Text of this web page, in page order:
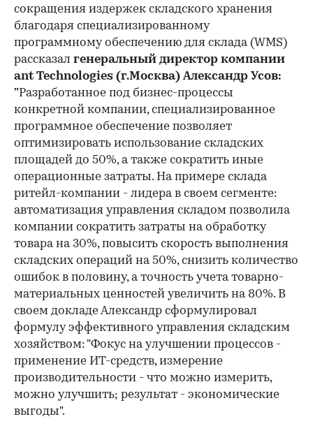
сокращения издержек складского хранения
благодаря специализированному
программному обеспечению для склада (WMS)
рассказал генеральный директор компании
ant Technologies (г.Москва) Александр Усов:
"Разработанное под бизнес-процессы
конкретной компании, специализированное
программное обеспечение позволяет
оптимизировать использование складских
площадей до 50%, а также сократить иные
операционные затраты. На примере склада
ритейл-компании - лидера в своем сегменте:
автоматизация управления складом позволила
компании сократить затраты на обработку
товара на 30%, повысить скорость выполнения
складских операций на 50%, снизить количество
ошибок в половину, а точность учета товарно-
материальных ценностей увеличить на 80%. В
своем докладе Александр сформулировал
формулу эффективного управления складским
хозяйством: "Фокус на улучшении процессов -
применение ИТ-средств, измерение
производительности - что можно измерить,
можно улучшить; результат - экономические
выгоды".